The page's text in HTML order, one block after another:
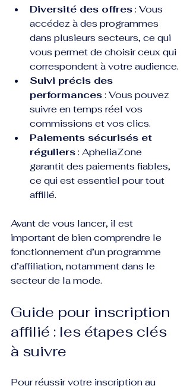
Diversité des offres : Vous
accédez à des programmes
dans plusieurs secteurs, ce qui
vous permet de choisir ceux qui
correspondent à votre audience.
Suivi précis des
performances : Vous pouvez
suivre en temps réel vos
commissions et vos clics.
Paiements sécurisés et
réguliers : ApheliaZone
garantit des paiements fiables,
ce qui est essentiel pour tout
affilié.
Avant de vous lancer, il est
important de bien comprendre le
fonctionnement d’un programme
d’affiliation, notamment dans le
secteur de la mode.
Guide pour inscription
affilié : les étapes clés
à suivre
Pour réussir votre inscription au